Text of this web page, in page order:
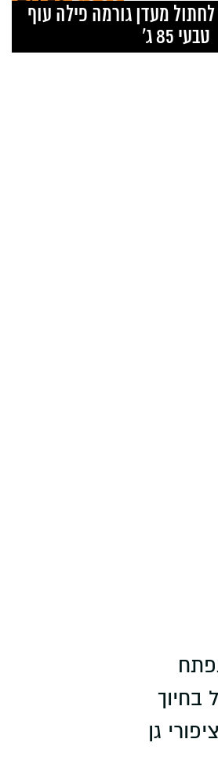
מעדן גורמה פילה עוף
טבעי 85 ג’
₪8.00
price
₪6.50
בחיוך
גן